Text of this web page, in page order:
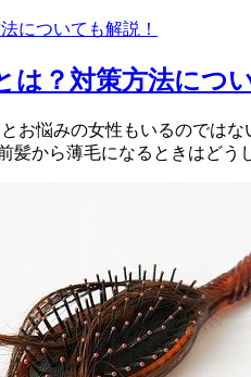
？対策方法につ
お悩みの女性もいるのでは
髪から薄毛になるときはど